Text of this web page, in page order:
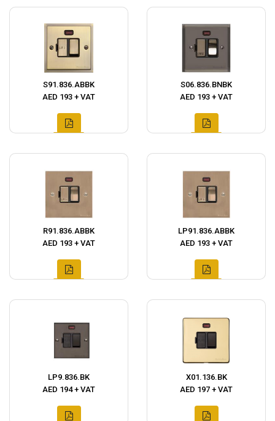
S91.836.ABBK
AED 193 + VAT
S06.836.BNBK
AED 193 + VAT
R91.836.ABBK
AED 193 + VAT
LP91.836.ABBK
AED 193 + VAT
LP9.836.BK
AED 194 + VAT
X01.136.BK
AED 197 + VAT